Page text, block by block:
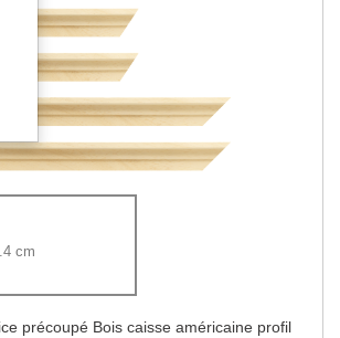
cm
précoupé Bois caisse américaine profil